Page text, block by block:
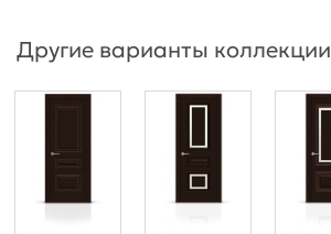
Другие варианты коллекции